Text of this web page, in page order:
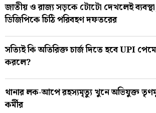
জাতীয় ও রাজ্য সড়কে টোটো দেখলেই
ডিজিপিকে চিঠি পরিবহণ দফতরের
সত্যিই কি অতিরিক্ত চার্জ দিতে হবে UPI
করলে?
থানার লক-আপে রহস্যমৃত্যু খুনে অভিযুক্ত
কর্মীর